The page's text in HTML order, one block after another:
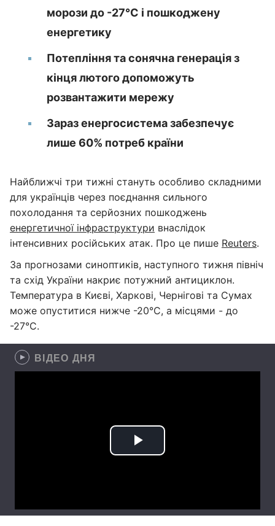
морози до -27°C і пошкоджену
енергетику
Потепління та сонячна генерація з
кінця лютого допоможуть
розвантажити мережу
Зараз енергосистема забезпечує
лише 60% потреб країни
Найближчі три тижні стануть особливо складними
для українців через поєднання сильного
похолодання та серйозних пошкоджень
енергетичної інфраструктури внаслідок
інтенсивних російських атак. Про це пише Reuters.
За прогнозами синоптиків, наступного тижня північ
та схід України накриє потужний антициклон.
Температура в Києві, Харкові, Чернігові та Сумах
може опуститися нижче -20°C, а місцями - до
-27°C.
ВІДЕО ДНЯ